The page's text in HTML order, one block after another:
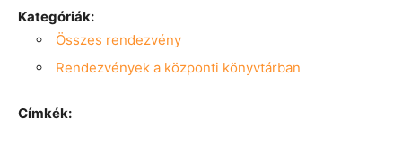
Kategóriák:
Összes rendezvény
Rendezvények a központi könyvtárban
Címkék: